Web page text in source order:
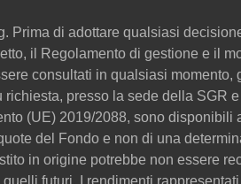
Prima di adottare qualsiasi
il Regolamento di gestione e il
consultati in qualsiasi momento,
richiesta, presso la sede della
(UE) 2019/2088, sono disponibili
del Fondo e non di una
in origine potrebbe non essere
quelli futuri. I rendimenti